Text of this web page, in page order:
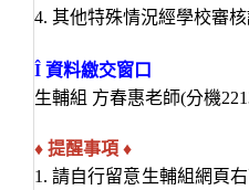
4. 其他特殊情況經學校審
Î 資料繳交窗口
生輔組 方春惠老師(分機
♦ 提醒事項 ♦
1. 請自行留意生輔組網頁